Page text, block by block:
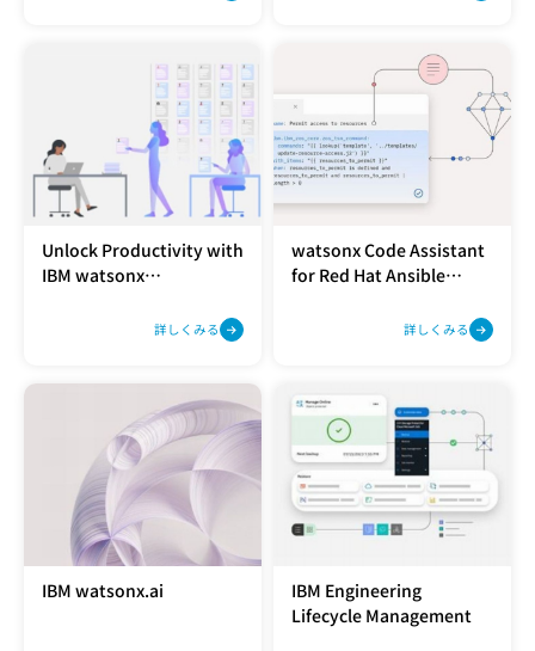
り、お客さまによる運用作業が
Unlock Productivity with
IBM watsonx
詳しくみる
watsonx Code Assistant
for Red Hat Ansible
詳しくみる
IBM watsonx.ai
IBM Engineering
Lifecycle Management